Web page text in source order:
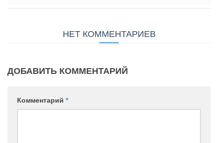
НЕТ КОММЕНТАРИЕВ
ДОБАВИТЬ КОММЕНТАРИЙ
Комментарий *